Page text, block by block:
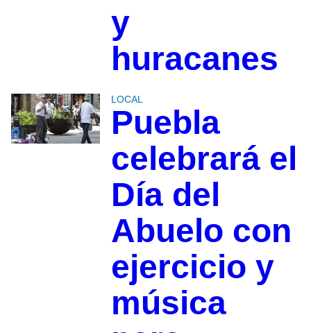
y
huracanes
LOCAL
Puebla
celebrará el
Día del
Abuelo con
ejercicio y
música